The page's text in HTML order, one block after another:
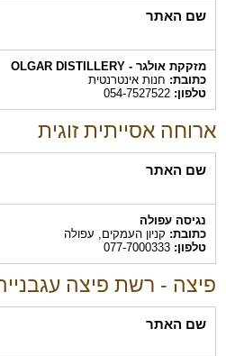
שם האתר
מזקקת אולגר - OLGAR DISTILLERY
כתובת:חנות אינטרנטית
טלפון:054-7527522
ארוחה אסייתית זוגית
שם האתר
נגיסה עפולה
כתובת:קניון העמקים, עפולה
טלפון:077-7000333
פיצה - רשת פיצה עגבנייה
שם האתר